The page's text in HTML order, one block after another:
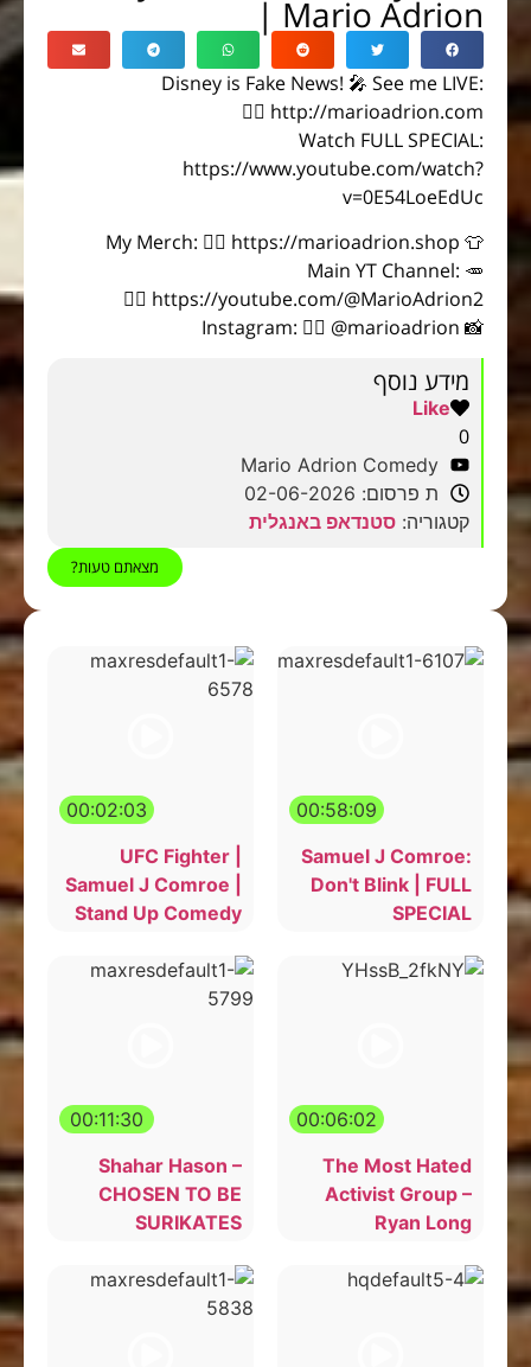
| Mario Adrion
Disney is Fake News! 🎤 See me LIVE:
👉🏻 http://marioadrion.com
Watch FULL SPECIAL:
https://www.youtube.com/watch?
v=0E54LoeEdUc
👕 My Merch: 👉🏻 https://marioadrion.shop
🥕 Main YT Channel:
👉🏻 https://youtube.com/@MarioAdrion2
📸 Instagram: 👉🏻 @marioadrion
מידע נוסף
Like
0
Mario Adrion Comedy
ת פרסום: 02-06-2026
קטגוריה: סטנדאפ באנגלית
מצאתם טעות?
00:58:09
Samuel J Comroe:
Don't Blink | FULL
SPECIAL
00:02:03
UFC Fighter |
Samuel J Comroe |
Stand Up Comedy
00:06:02
The Most Hated
Activist Group –
Ryan Long
00:11:30
Shahar Hason –
CHOSEN TO BE
SURIKATES